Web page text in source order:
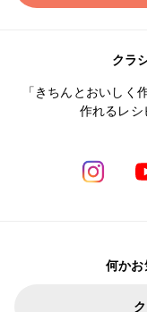
クラ
「きちんとおいしく
作れるレシ
何かお